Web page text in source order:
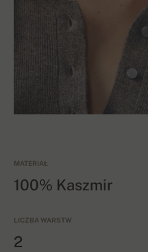
MATERIAŁ
100% Kaszmir
LICZBA WARSTW
2